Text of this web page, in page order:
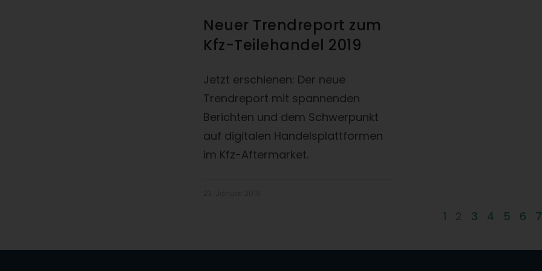
Neuer Trendreport zum
Kfz-Teilehandel 2019
Jetzt erschienen: Der neue
Trendreport mit spannenden
Berichten und dem Schwerpunkt
auf digitalen Handelsplattformen
im Kfz-Aftermarket.
1 2 3 4 5 6 7